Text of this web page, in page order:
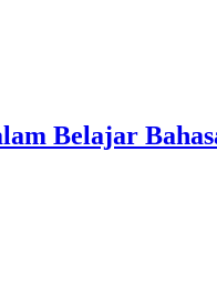
Belajar